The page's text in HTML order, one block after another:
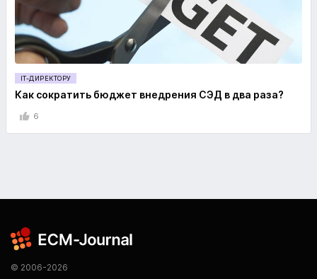
IT-ДИРЕКТОРУ
Как сократить бюджет внедрения СЭД в два раза?
6
© 2006-2026